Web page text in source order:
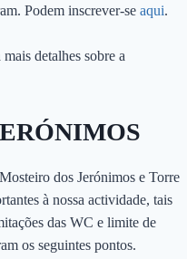
Podem inscrever-se aqui.
detalhes sobre a
dos Jerónimos e Torre
à nossa actividade, tais
das WC e limite de
os seguintes pontos.